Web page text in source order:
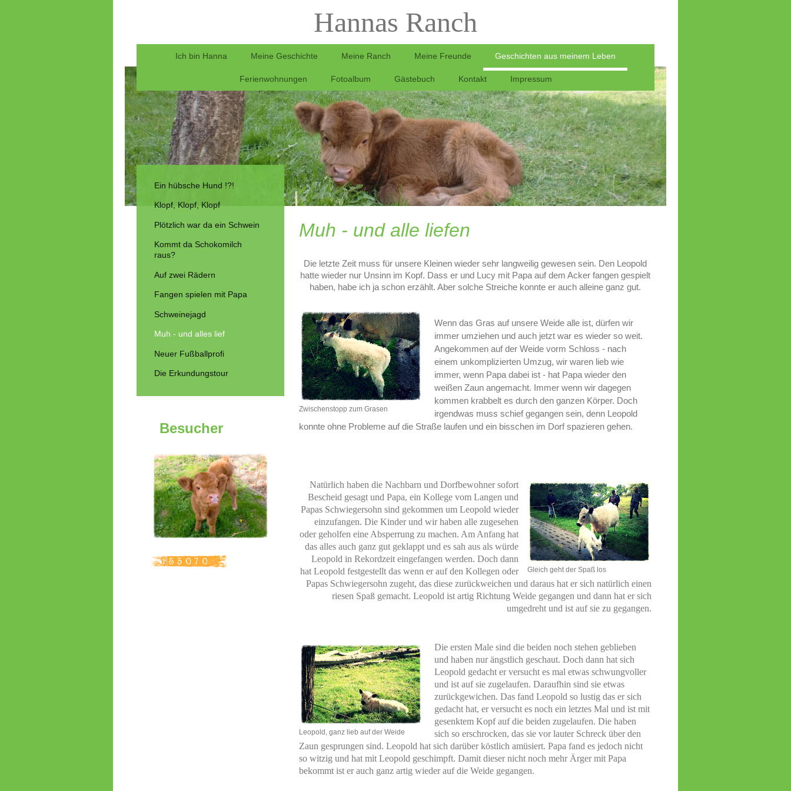
Hannas Ranch
Ich bin Hanna Meine Geschichte Meine Ranch Meine Freunde Geschichten aus meinem Leben
Ferienwohnungen Fotoalbum Gästebuch Kontakt Impressum
Muh - und alle liefen
Die letzte Zeit muss für unsere Kleinen wieder sehr langweilig gewesen sein. Den Leopold
hatte wieder nur Unsinn im Kopf. Dass er und Lucy mit Papa auf dem Acker fangen gespielt
haben, habe ich ja schon erzählt. Aber solche Streiche konnte er auch alleine ganz gut.
Zwischenstopp zum Grasen
Wenn das Gras auf unsere Weide alle ist, dürfen wir
immer umziehen und auch jetzt war es wieder so weit.
Angekommen auf der Weide vorm Schloss - nach
einem unkomplizierten Umzug, wir waren lieb wie
immer, wenn Papa dabei ist - hat Papa wieder den
weißen Zaun angemacht. Immer wenn wir dagegen
kommen krabbelt es durch den ganzen Körper. Doch
irgendwas muss schief gegangen sein, denn Leopold
konnte ohne Probleme auf die Straße laufen und ein bisschen im Dorf spazieren gehen.
Gleich geht der Spaß los
Natürlich haben die Nachbarn und Dorfbewohner sofort
Bescheid gesagt und Papa, ein Kollege vom Langen und
Papas Schwiegersohn sind gekommen um Leopold wieder
einzufangen. Die Kinder und wir haben alle zugesehen
oder geholfen eine Absperrung zu machen. Am Anfang hat
das alles auch ganz gut geklappt und es sah aus als würde
Leopold in Rekordzeit eingefangen werden. Doch dann
hat Leopold festgestellt das wenn er auf den Kollegen oder
Papas Schwiegersohn zugeht, das diese zurückweichen und daraus hat er sich natürlich einen
riesen Spaß gemacht. Leopold ist artig Richtung Weide gegangen und dann hat er sich
umgedreht und ist auf sie zu gegangen.
Leopold, ganz lieb auf der Weide
Die ersten Male sind die beiden noch stehen geblieben
und haben nur ängstlich geschaut. Doch dann hat sich
Leopold gedacht er versucht es mal etwas schwungvoller
und ist auf sie zugelaufen. Daraufhin sind sie etwas
zurückgewichen. Das fand Leopold so lustig das er sich
gedacht hat, er versucht es noch ein letztes Mal und ist mit
gesenktem Kopf auf die beiden zugelaufen. Die haben
sich so erschrocken, das sie vor lauter Schreck über den
Zaun gesprungen sind. Leopold hat sich darüber köstlich amüsiert. Papa fand es jedoch nicht
so witzig und hat mit Leopold geschimpft. Damit dieser nicht noch mehr Ärger mit Papa
bekommt ist er auch ganz artig wieder auf die Weide gegangen.
Ein hübsche Hund !?!
Klopf, Klopf, Klopf
Plötzlich war da ein Schwein
Kommt da Schokomilch
raus?
Auf zwei Rädern
Fangen spielen mit Papa
Schweinejagd
Muh - und alles lief
Neuer Fußballprofi
Die Erkundungstour
Besucher